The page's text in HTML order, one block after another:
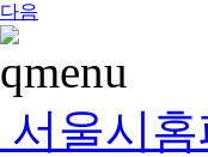
다음
서울시홈